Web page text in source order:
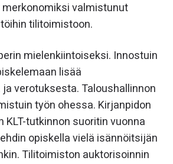
merkonomiksi valmistunut
tilitoimistoon.
mielenkiintoiseksi. Innostuin
lisää
verotuksesta. Taloushallinnon
työn ohessa. Kirjanpidon
KLT-tutkinnon suoritin vuonna
opiskella vielä isännöitsijän
Tilitoimiston auktorisoinnin